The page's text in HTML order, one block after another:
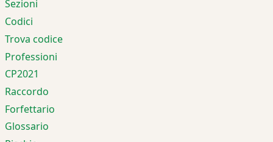
Sezioni
Codici
Trova codice
Professioni
CP2021
Raccordo
Forfettario
Glossario